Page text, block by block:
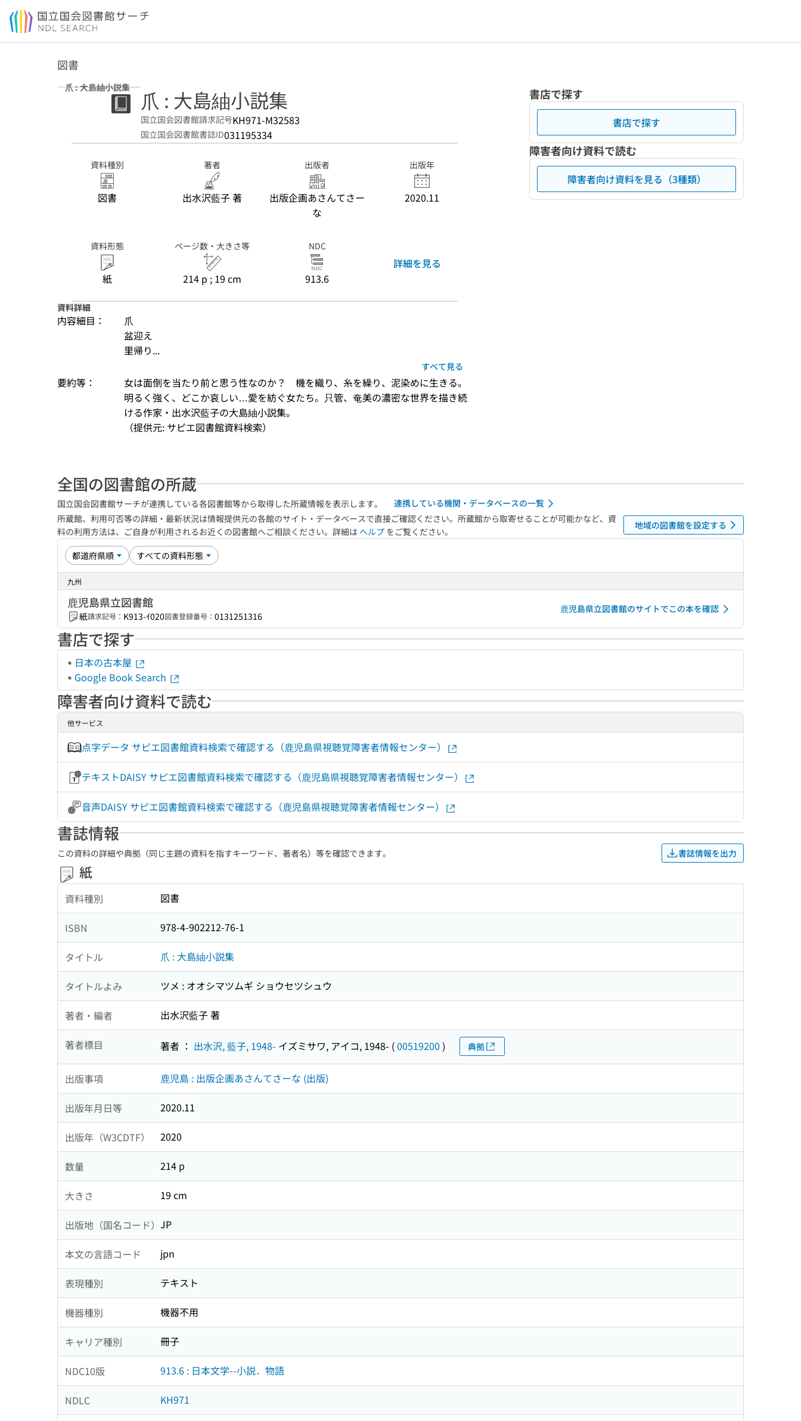
本文へ移動
図書
爪 : 大島紬小説集 爪 : 大島紬小説集
国立国会図書館請求記号KH971-M32583
国立国会図書館書誌ID031195334
資料種別
図書
著者
出水沢藍子 著
出版者
出版企画あさんてさー
な
出版年
2020.11
資料形態
紙
ページ数・大きさ等
214 p ; 19 cm
NDC
913.6
詳細を見る
資料詳細
内容細目：
爪
盆迎え
里帰り...
すべて見る
要約等：
女は面倒を当たり前と思う性なのか？　機を織り、糸を繰り、泥染めに生きる。
明るく強く、どこか哀しい…愛を紡ぐ女たち。只管、奄美の濃密な世界を描き続
ける作家・出水沢藍子の大島紬小説集。
（提供元: サピエ図書館資料検索）
書店で探す
書店で探す
障害者向け資料で読む
障害者向け資料を見る（3種類）
全国の図書館の所蔵
国立国会図書館サーチが連携している各図書館等から取得した所蔵情報を表示します。
連携している機関・データベースの一覧
所蔵館、利用可否等の詳細・最新状況は情報提供元の各館のサイト・データベースで直接ご確認ください。所蔵館から取寄せることが可能かなど、資
料の利用方法は、ご自身が利用されるお近くの図書館へご相談ください。詳細は ヘルプ をご覧ください。
地域の図書館を設定する
九州
鹿児島県立図書館
紙請求記号： K913-ｲ020図書登録番号： 0131251316
鹿児島県立図書館のサイトでこの本を確認
書店で探す
日本の古本屋
Google Book Search
障害者向け資料で読む
他サービス
点字データ サピエ図書館資料検索で確認する（鹿児島県視聴覚障害者情報センター）
テキストDAISY サピエ図書館資料検索で確認する（鹿児島県視聴覚障害者情報センター）
音声DAISY サピエ図書館資料検索で確認する（鹿児島県視聴覚障害者情報センター）
書誌情報
この資料の詳細や典拠（同じ主題の資料を指すキーワード、著者名）等を確認できます。 書誌情報を出力
紙
資料種別 図書
ISBN 978-4-902212-76-1
タイトル 爪 : 大島紬小説集
タイトルよみ ツメ : オオシマツムギ ショウセツシュウ
著者・編者 出水沢藍子 著
著者標目 著者 ： 出水沢, 藍子, 1948- イズミサワ, アイコ, 1948- (00519200 ) 典拠
出版事項 鹿児島 : 出版企画あさんてさーな (出版)
出版年月日等 2020.11
出版年（W3CDTF） 2020
数量 214 p
大きさ 19 cm
出版地（国名コード） JP
本文の言語コード jpn
表現種別 テキスト
機器種別 機器不用
キャリア種別 冊子
NDC10版 913.6 : 日本文学--小説．物語
NDLC KH971